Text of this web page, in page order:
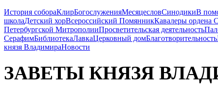
История собораКлирБогослуженияМесяцесловСинодикиВ
школаДетский хорВсероссийский ПомянникКавалеры ордена
Петербургской МитрополииПросветительская деятельность
СерафимБиблиотекаЛавкаЦерковный домБлаготворительность
князя ВладимираНовости
ЗАВЕТЫ КНЯЗЯ